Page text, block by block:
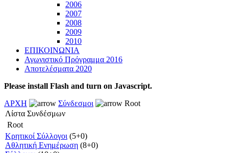
2006
2007
2008
2009
2010
ΕΠΙΚΟΙΝΩΝΙΑ
Αγωνιστικό Πρόγραμμα 2016
Αποτελέσματα 2020
Please install Flash and turn on Javascript.
ΑΡΧΗ
Σύνδεσμοι
Root
Λίστα Συνδέσμων
Root
Κρητικοί Σύλλογοι (5+0)
Αθλητική Ενημέρωση (8+0)